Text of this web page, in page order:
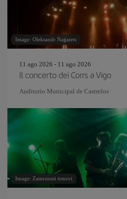
Image: Oleksandr Nagaiets
11 ago 2026 - 11 ago 2026
Il concerto dei Corrs a Vigo
Auditorio Municipal de Castrelos
Image: Zamrznuti tonovi